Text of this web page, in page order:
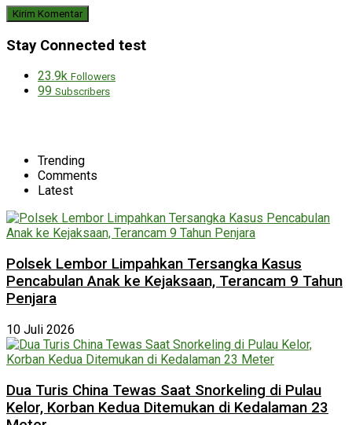
Stay Connected test
23.9k Followers
99 Subscribers
Trending
Comments
Latest
Polsek Lembor Limpahkan Tersangka Kasus
Pencabulan Anak ke Kejaksaan, Terancam 9 Tahun
Penjara
10 Juli 2026
Dua Turis China Tewas Saat Snorkeling di Pulau
Kelor, Korban Kedua Ditemukan di Kedalaman 23